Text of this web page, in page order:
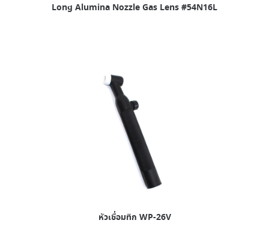
Long Alumina Nozzle Gas Lens #54N16L
หัวเชื่อมทิก WP-26V